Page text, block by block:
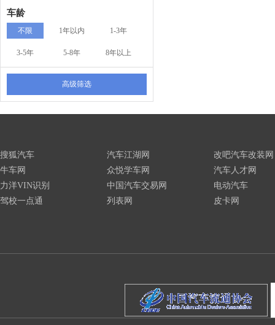
车龄
不限 1年以内 1-3年
3-5年 5-8年 8年以上
高级筛选
搜狐汽车
牛车网
力洋VIN识别
驾校一点通
汽车江湖网
众悦学车网
中国汽车交易网
列表网
改吧汽车改装网
汽车人才网
电动汽车
皮卡网